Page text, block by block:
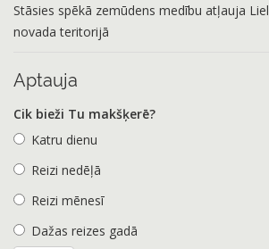
Stāsies spēkā zemūdens medību atļauja
novada teritorijā
Aptauja
Cik bieži Tu makšķerē?
Katru dienu
Reizi nedēļā
Reizi mēnesī
Dažas reizes gadā